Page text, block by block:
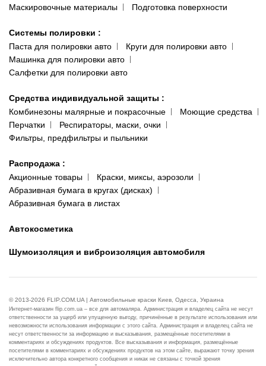
Маскировочные материалы
Подготовка поверхности
Системы полировки :
Паста для полировки авто
Круги для полировки авто
Машинка для полировки авто
Салфетки для полировки авто
Средства индивидуальной защиты :
Комбинезоны малярные и покрасочные
Моющие средства
Перчатки
Респираторы, маски, очки
Фильтры, предфильтры и пыльники
Распродажа :
Акционные товары
Краски, миксы, аэрозоли
Абразивная бумага в кругах (дисках)
Абразивная бумага в листах
Автокосметика
Шумоизоляция и виброизоляция автомобиля
© 2013-2026 FLIP.COM.UA | Автомобильные краски Киев, Одесса, Украина
Интернет-магазин flip.com.ua – все для автомаляра. Администрация и владелец сайта не несут
ответственности за ущерб или упущенную выгоду, причинённые в результате использования или
невозможности использования информации с этого сайта. Администрация и владелец сайта не
несут ответственности за информацию и высказывания, размещённые посетителями в
комментариях и обсуждениях продуктов. Все высказывания и информация, размещённые
посетителями в комментариях и обсуждениях продуктов на этом сайте, выражают точку зрения
исключительно автора конкретного сообщения и никак не связаны с точкой зрения